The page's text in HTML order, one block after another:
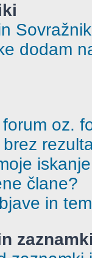
dodam
oz.
člane?
in